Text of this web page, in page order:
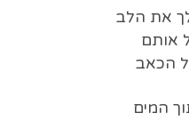
את הלב
אותם
הכאב
המים